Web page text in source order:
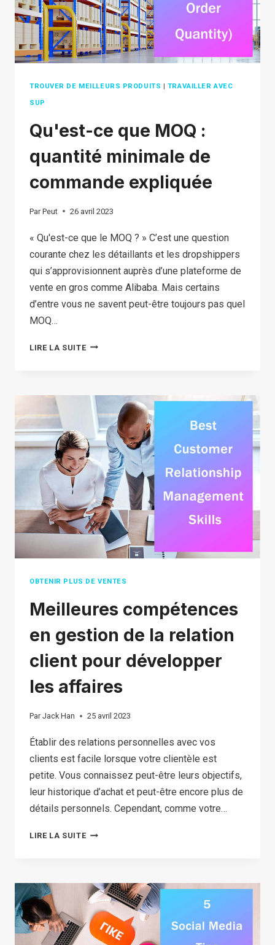
TROUVER DE MEILLEURS PRODUITS | TRAVAILLER AVEC
SUP
Qu'est-ce que MOQ :
quantité minimale de
commande expliquée
Par Peut 26 avril 2023
« Qu'est-ce que le MOQ ? » C’est une question
courante chez les détaillants et les dropshippers
qui s’approvisionnent auprès d’une plateforme de
vente en gros comme Alibaba. Mais certains
d’entre vous ne savent peut-être toujours pas quel
MOQ…
LIRE LA SUITEQU'EST-
MOQ :
QUANTITÉ
MINIMALE
DE
COMMANDE
EXPLIQUÉE
OBTENIR PLUS DE VENTES
Meilleures compétences
en gestion de la relation
client pour développer
les affaires
Par Jack Han 25 avril 2023
Établir des relations personnelles avec vos
clients est facile lorsque votre clientèle est
petite. Vous connaissez peut-être leurs objectifs,
leur historique d’achat et peut-être encore plus de
détails personnels. Cependant, comme votre…
LIRE LA SUITEMEILLEURES
GESTION
DE
LA
RELATION